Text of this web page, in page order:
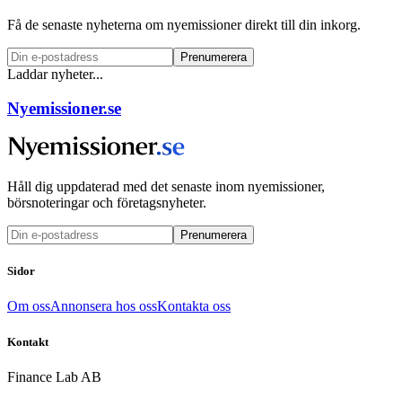
Få de senaste nyheterna om nyemissioner direkt till din inkorg.
Prenumerera
Laddar nyheter...
Nyemissioner.se
Håll dig uppdaterad med det senaste inom nyemissioner,
börsnoteringar och företagsnyheter.
Prenumerera
Sidor
Om ossAnnonsera hos ossKontakta oss
Kontakt
Finance Lab AB